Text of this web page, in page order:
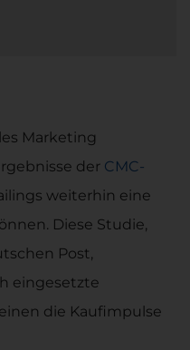
Marketing
der CMC-
weiterhin eine
Diese Studie,
Post,
eingesetzte
die Kaufimpulse